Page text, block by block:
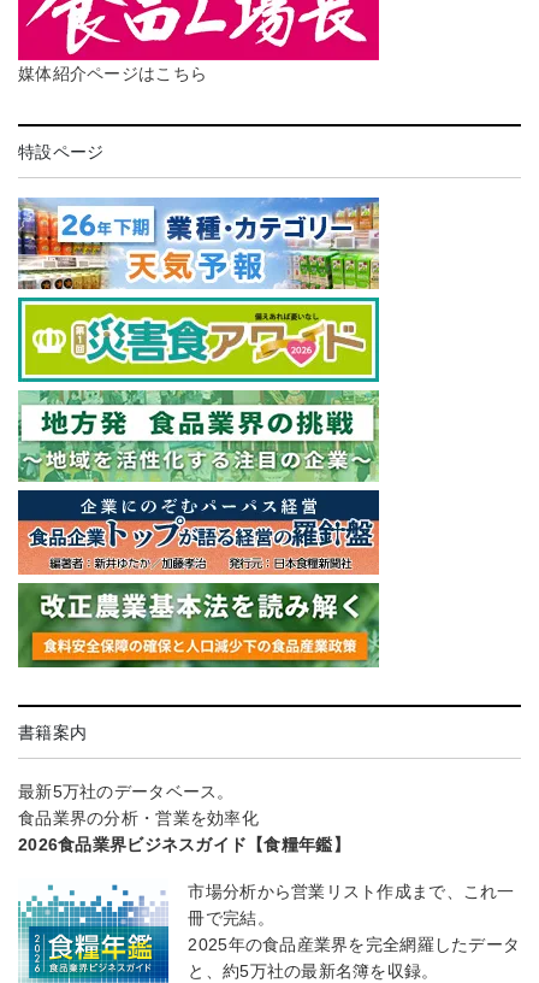
媒体紹介ページはこちら
特設ページ
書籍案内
最新5万社のデータベース。
食品業界の分析・営業を効率化
2026食品業界ビジネスガイド【食糧年鑑】
市場分析から営業リスト作成まで、これ一
冊で完結。
2025年の食品産業界を完全網羅したデータ
と、約5万社の最新名簿を収録。